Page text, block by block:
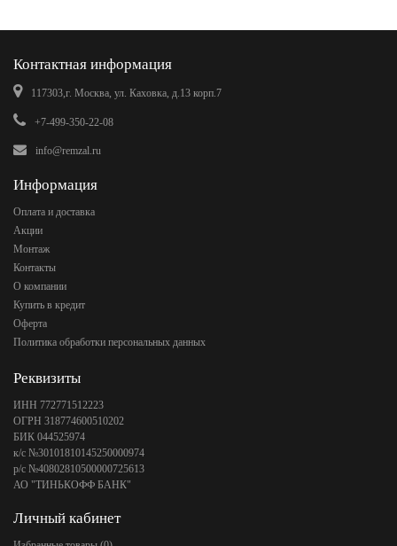
Контактная информация
117303,г. Москва, ул. Каховка, д.13 корп.7
+7-499-350-22-08
info@remzal.ru
Информация
Оплата и доставка
Акции
Монтаж
Контакты
О компании
Купить в кредит
Оферта
Политика обработки персональных данных
Реквизиты
ИНН 772771512223
ОГРН 318774600510202
БИК 044525974
к/с №30101810145250000974
р/с №40802810500000725613
АО "ТИНЬКОФФ БАНК"
Личный кабинет